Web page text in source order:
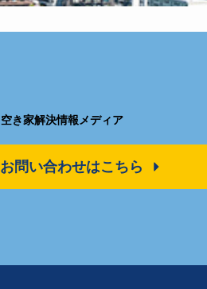
空き家解決情報メディア
お問い合わせはこちら